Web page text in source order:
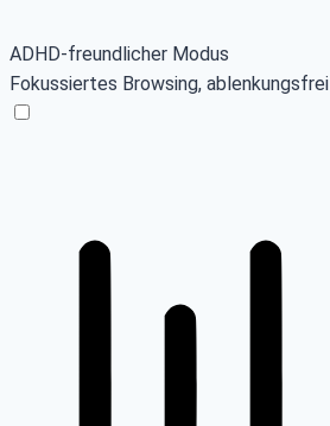
ADHD-freundlicher Modus
Fokussiertes Browsing, ablenkungsfrei